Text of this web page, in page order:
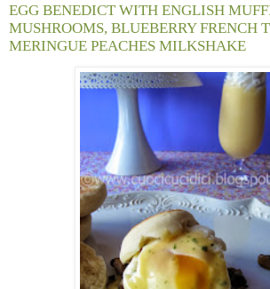
EGG BENEDICT WITH ENGLISH
MUSHROOMS, BLUEBERRY FRENCH
MERINGUE PEACHES MILKSHAKE